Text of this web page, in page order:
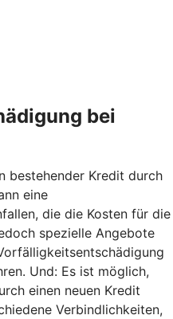
bei
bestehender Kredit durch
eine
die die Kosten für die
spezielle Angebote
Und: Es ist möglich,
einen neuen Kredit
Verbindlichkeiten,